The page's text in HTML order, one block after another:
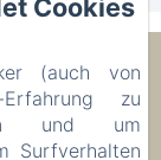
Cookies
(auch von
zu
und um
Surfverhalten